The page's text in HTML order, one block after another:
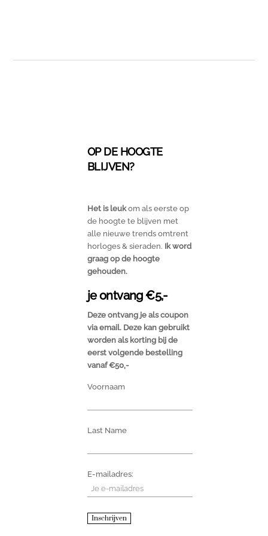
OP DE HOOGTE
BLIJVEN?
Het is leukom als eerste op
de hoogte te blijven met
alle nieuwe trends omtrent
horloges & sieraden. Ik word
graag op de hoogte
gehouden.
je ontvang €5,-
Deze ontvang je als coupon
via email. Deze kan gebruikt
worden als korting bij de
eerst volgende bestelling
vanaf€50,-
Voornaam
Last Name
E-mailadres: